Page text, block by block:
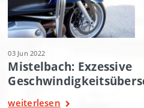
03 Jun 2022
Mistelbach: Exzessive
weiterlesen